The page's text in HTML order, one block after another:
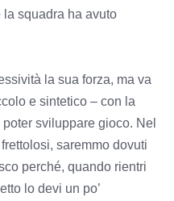
squadra ha avuto
la sua forza, ma va
e sintetico – con la
sviluppare gioco. Nel
saremmo dovuti
perché, quando rientri
lo devi un po’